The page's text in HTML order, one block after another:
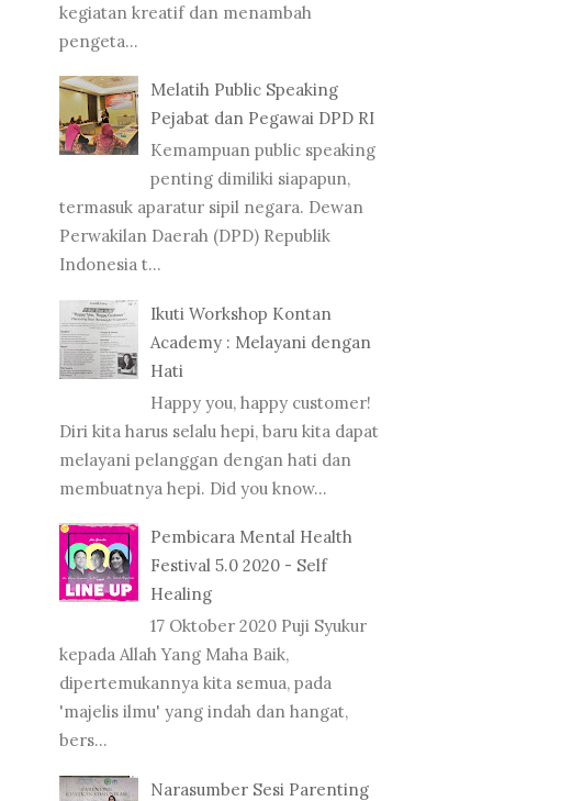
kegiatan kreatif dan menambah
pengeta...
Melatih Public Speaking
Pejabat dan Pegawai DPD RI
Kemampuan public speaking
penting dimiliki siapapun,
termasuk aparatur sipil negara. Dewan
Perwakilan Daerah (DPD) Republik
Indonesia t...
Ikuti Workshop Kontan
Academy : Melayani dengan
Hati
Happy you, happy customer!
Diri kita harus selalu hepi, baru kita dapat
melayani pelanggan dengan hati dan
membuatnya hepi. Did you know...
Pembicara Mental Health
Festival 5.0 2020 - Self
Healing
17 Oktober 2020 Puji Syukur
kepada Allah Yang Maha Baik,
dipertemukannya kita semua, pada
'majelis ilmu' yang indah dan hangat,
bers...
Narasumber Sesi Parenting